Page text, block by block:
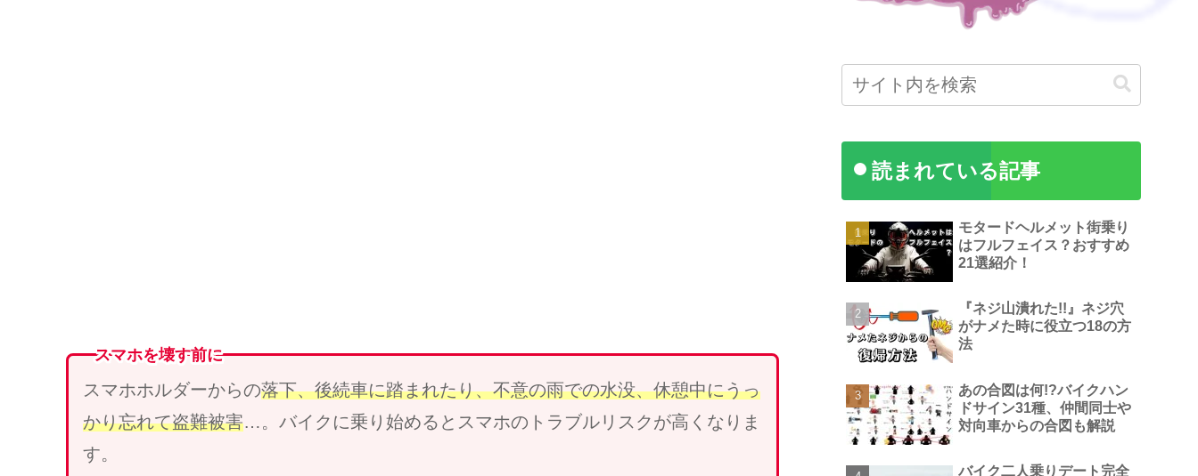
スマホを壊す前に
スマホホルダーからの落下、後続車に踏まれたり、不意の雨での水没、休憩中にうっ
かり忘れて盗難被害…。バイクに乗り始めるとスマホのトラブルリスクが高くなりま
す。
読まれている記事
モタードヘルメット街乗り
はフルフェイス？おすすめ
21選紹介！
『ネジ山潰れた!!』ネジ穴
がナメた時に役立つ18の方
法
あの合図は何!?バイクハン
ドサイン31種、仲間同士や
対向車からの合図も解説
バイク二人乗りデート完全